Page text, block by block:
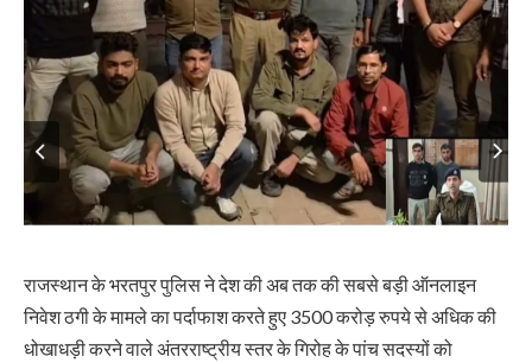
राजस्थान के भरतपुर पुलिस ने देश की अब तक की सबसे बड़ी ऑनलाइन
निवेश ठगी के मामले का पर्दाफाश करते हुए 3500 करोड़ रुपये से अधिक की
धोखाधड़ी करने वाले अंतरराष्ट्रीय स्तर के गिरोह के पांच सदस्यों को